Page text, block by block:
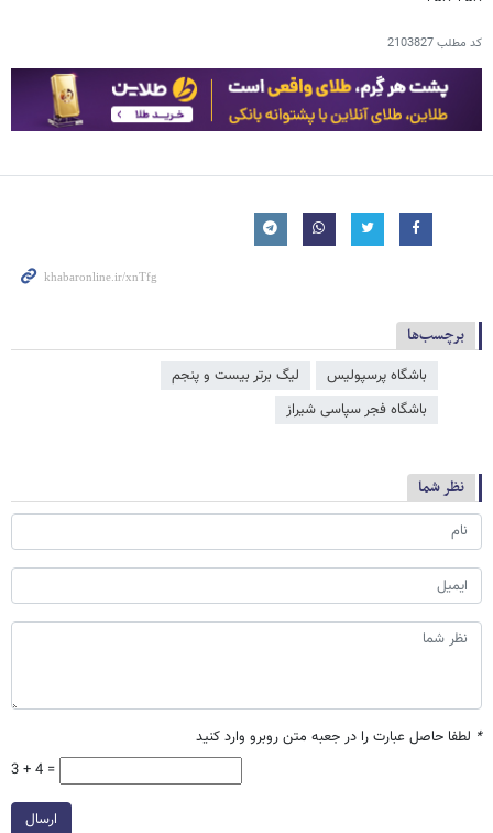
کد مطلب2103827
برچسب‌ها
باشگاه پرسپولیس
لیگ برتر بیست و پنجم
باشگاه فجر سپاسی شیراز
نظر شما
* لطفا حاصل عبارت را در جعبه متن روبرو وارد کنید
3 + 4 =
ارسال